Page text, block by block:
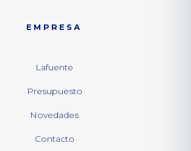
EMPRESA
Lafuente
Presupuesto
Novedades
Contacto